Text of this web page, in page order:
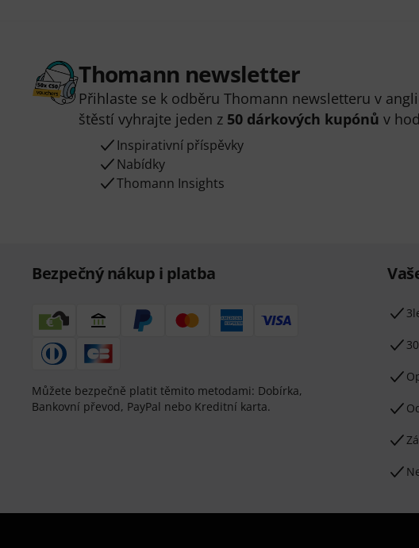
Thomann newsletter
Přihlaste se k odběru Thomann newsletteru v
štěstí vyhrajte jeden z 50 dárkových kupónů v
Inspirativní příspěvky
Nabídky
Thomann Insights
Bezpečný nákup i platba
Můžete bezpečně platit těmito metodami: Dobírka,
Bankovní převod, PayPal nebo Kreditní karta.